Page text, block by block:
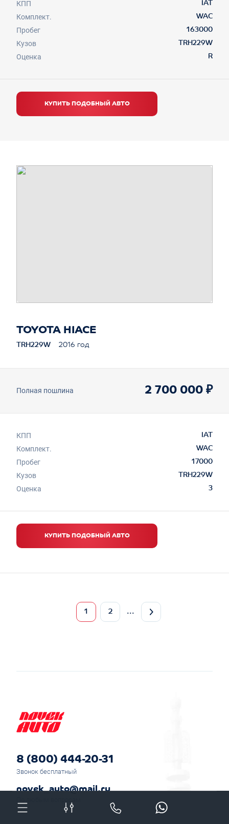
КПП IAT
Комплект. WAC
Пробег 163000
Кузов TRH229W
Оценка R
КУПИТЬ ПОДОБНЫЙ АВТО
TOYOTA HIACE
TRH229W 2016 год
Полная пошлина 2 700 000 ₽
КПП IAT
Комплект. WAC
Пробег 17000
Кузов TRH229W
Оценка 3
КУПИТЬ ПОДОБНЫЙ АВТО
1 2 ...
8 (800) 444-20-31
Звонок бесплатный
novek_auto@mail.ru